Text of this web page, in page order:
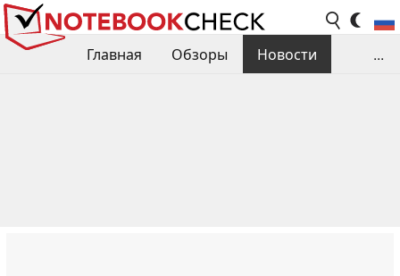
Главная Обзоры
Новости
...